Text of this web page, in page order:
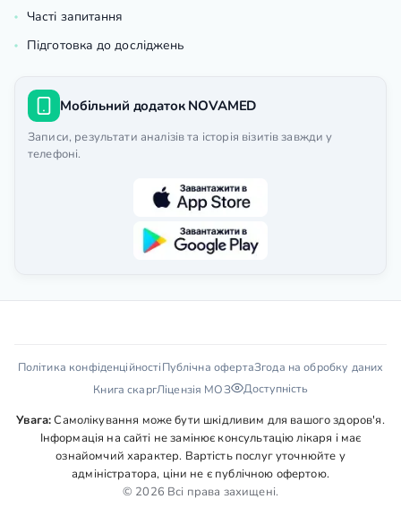
Часті запитання
Підготовка до досліджень
Мобільний додаток NOVAMED
Записи, результати аналізів та історія візитів завжди у
телефоні.
Політика конфіденційностіПублічна офертаЗгода на обробку даних
Книга скаргЛіцензія МОЗ Доступність
Увага:Самолікування може бути шкідливим для вашого здоров'я.
Інформація на сайті не замінює консультацію лікаря і має
ознайомчий характер. Вартість послуг уточнюйте у
адміністратора, ціни не є публічною офертою.
© 2026 Всі права захищені.